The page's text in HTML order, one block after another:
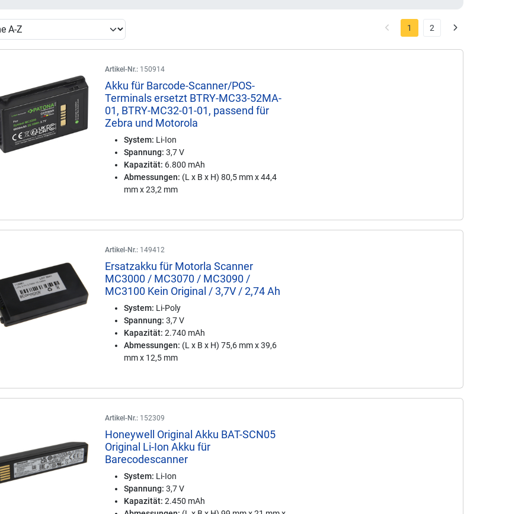
1 2
Artikel-Nr.: 150914
Akku für Barcode-Scanner/POS-
Terminals ersetzt BTRY-MC33-52MA-
01, BTRY-MC32-01-01, passend für
Zebra und Motorola
System: Li-Ion
Spannung: 3,7 V
Kapazität: 6.800 mAh
Abmessungen: (L x B x H) 80,5 mm x 44,4
mm x 23,2 mm
Artikel-Nr.: 149412
Ersatzakku für Motorla Scanner
MC3000 / MC3070 / MC3090 /
MC3100 Kein Original / 3,7V / 2,74 Ah
System: Li-Poly
Spannung: 3,7 V
Kapazität: 2.740 mAh
Abmessungen: (L x B x H) 75,6 mm x 39,6
mm x 12,5 mm
Artikel-Nr.: 152309
Honeywell Original Akku BAT-SCN05
Original Li-Ion Akku für
Barecodescanner
System: Li-Ion
Spannung: 3,7 V
Kapazität: 2.450 mAh